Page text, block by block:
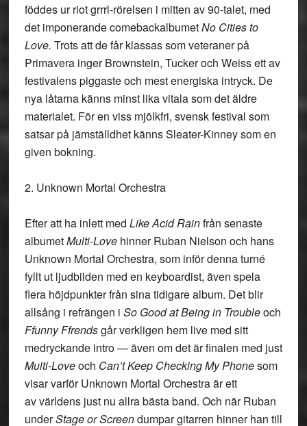
föddes ur riot grrrl-rörelsen i mitten av 90-talet, med
det imponerande comebackalbumetNo Cities to
Love. Trots att de får klassas som veteraner på
Primavera inger Brownstein, Tucker och Weiss ett av
festivalens piggaste och mest energiska intryck. De
nya låtarna känns minst lika vitala som det äldre
materialet. För en viss mjölkfri, svensk festival som
satsar på jämställdhet känns Sleater-Kinney som en
given bokning.
2. Unknown Mortal Orchestra
Efter att ha inlett med Like Acid Rainfrån senaste
albumetMulti-Lovehinner Ruban Nielson och hans
Unknown Mortal Orchestra, som inför denna turné
fyllt ut ljudbilden med en keyboardist, även spela
flera höjdpunkter från sina tidigare album. Det blir
allsång i refrängen i So Good at Being in Troubleoch
Ffunny Ffrendsgår verkligen hem live med sitt
medryckande intro — även om det är finalen med just
Multi-Loveoch Can’t Keep Checking My Phonesom
visar varför Unknown Mortal Orchestra är ett
av världens just nu allra bästa band. Och när Ruban
underStage or Screendumpar gitarren hinner han till